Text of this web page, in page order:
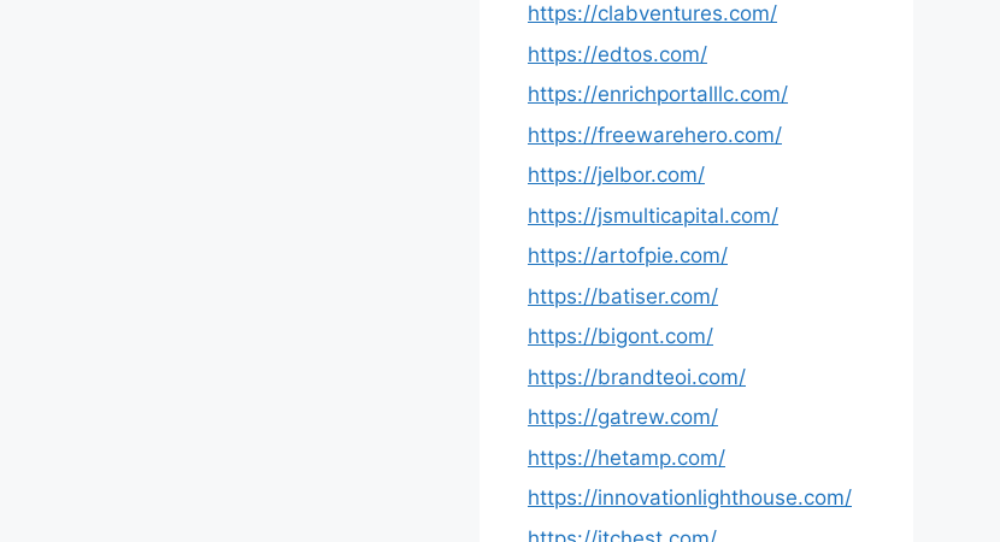
https://clabventures.com/
https://edtos.com/
https://enrichportalllc.com/
https://freewarehero.com/
https://jelbor.com/
https://jsmulticapital.com/
https://artofpie.com/
https://batiser.com/
https://bigont.com/
https://brandteoi.com/
https://gatrew.com/
https://hetamp.com/
https://innovationlighthouse.com/